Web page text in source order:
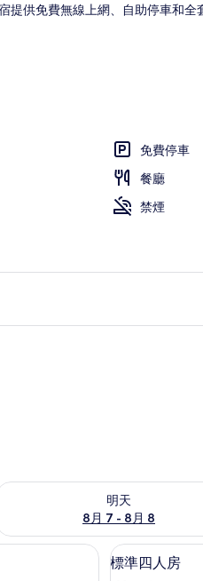
供免費無線上網、自助停車和全
免費停車
餐廳
禁煙
明天
8月 7 - 8月 8
看明天 (8月 7 - 8月 8) 的供應情
桌、遮光布/窗簾、免費無線上網、床單
顯
示
4
標準四人房